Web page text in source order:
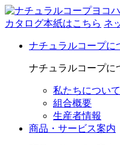
カタログ本紙はこちら ネ
ナチュラルコープに
ナチュラルコープに
私たちについて
組合概要
生産者情報
商品・サービス案内